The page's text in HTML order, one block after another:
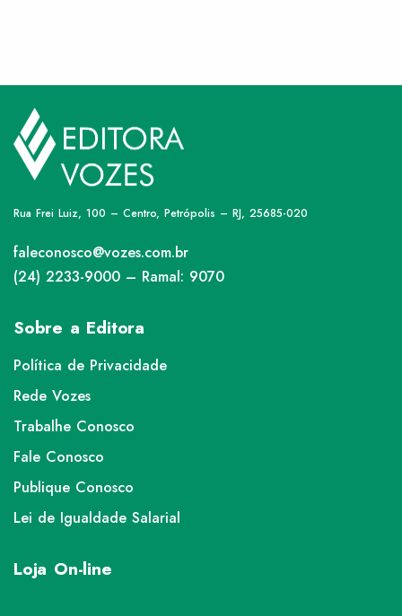
Rua Frei Luiz, 100 – Centro, Petrópolis – RJ, 25685-020
faleconosco@vozes.com.br
(24) 2233-9000 – Ramal: 9070
Sobre a Editora
Política de Privacidade
Rede Vozes
Trabalhe Conosco
Fale Conosco
Publique Conosco
Lei de Igualdade Salarial
Loja On-line